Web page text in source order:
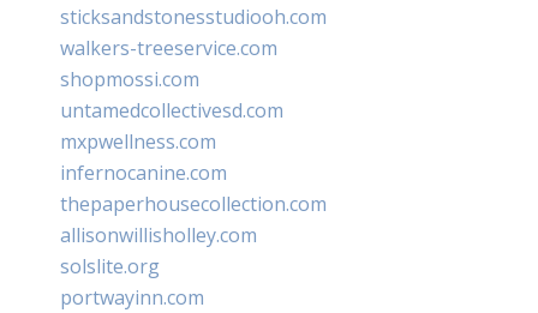
sticksandstonesstudiooh.com
walkers-treeservice.com
shopmossi.com
untamedcollectivesd.com
mxpwellness.com
infernocanine.com
thepaperhousecollection.com
allisonwillisholley.com
solslite.org
portwayinn.com